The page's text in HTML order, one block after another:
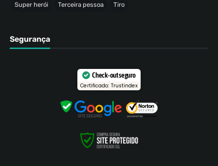
Super herói Terceira pessoa Tiro
Segurança
Check-out seguro
Certificado: Trustindex